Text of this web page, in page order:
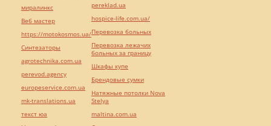
миралинкс
Веб мастер
https://motokosmos.ua/
Синтезаторы
agrotechnika.com.ua
perevod.agency
europeservice.com.ua
mk-translations.ua
текст юа
pereklad.ua
hospice-life.com.ua/
Перевозка больных
Перевозка лежачих
больных за границу
Шкафы купе
Брендовые сумки
Натяжные потолки Nova
Stelya
maltina.com.ua